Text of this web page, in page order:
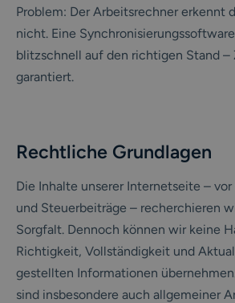
Problem: Der Arbeitsrechner erkennt
nicht. Eine
blitzschnell auf den richtigen Stand –
garantiert.
Rechtliche Grundlagen
Die Inhalte unserer Internetseite –
und Steuerbeiträge – recherchieren
Sorgfalt. Dennoch können wir keine
Richtigkeit, Vollständigkeit und
gestellten Informationen
sind insbesondere auch allgemeiner